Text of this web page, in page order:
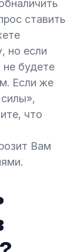
ставить
но если
не будете
Если же
что
Вам